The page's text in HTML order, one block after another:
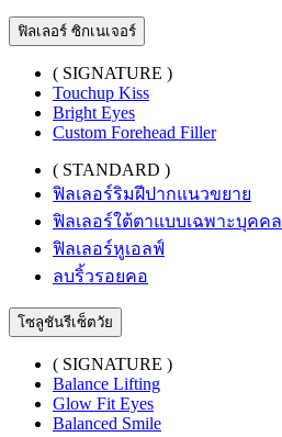
ฟิลเลอร์ ซิกเนเจอร์
( SIGNATURE )
Touchup Kiss
Bright Eyes
Custom Forehead Filler
( STANDARD )
ฟิลเลอร์ริมฝีปากแนวขยาย
ฟิลเลอร์ใต้ตาแบบเฉพาะบุคคล
ฟิลเลอร์หูเอลฟ์
ลบริ้วรอยคอ
โซลูชันรีเซ็ตวัย
( SIGNATURE )
Balance Lifting
Glow Fit Eyes
Balanced Smile